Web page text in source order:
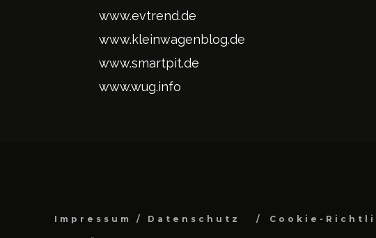
www.evtrend.de
www.kleinwagenblog.de
www.smartpit.de
www.wug.info
Impressum / Datenschutz Cookie-